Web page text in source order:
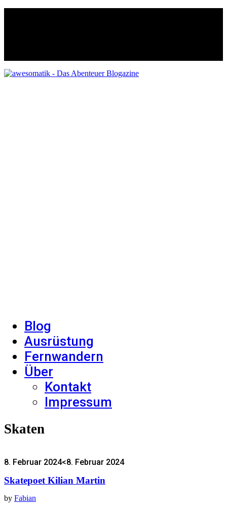
Blog
Ausrüstung
Fernwandern
Über
Kontakt
Impressum
Skaten
8. Februar 2024<8. Februar 2024
Skatepoet Kilian Martin
by Fabian